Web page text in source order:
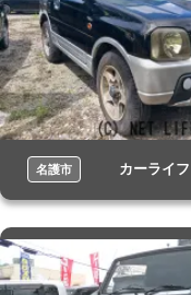
名護市 カーライ